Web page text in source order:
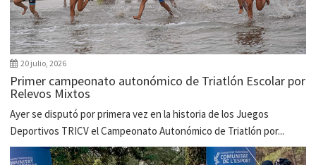
20 julio, 2026
Primer campeonato autonómico de Triatlón Escolar por
Relevos Mixtos
Ayer se disputó por primera vez en la historia de los Juegos
Deportivos TRICV el Campeonato Autonómico de Triatlón por...